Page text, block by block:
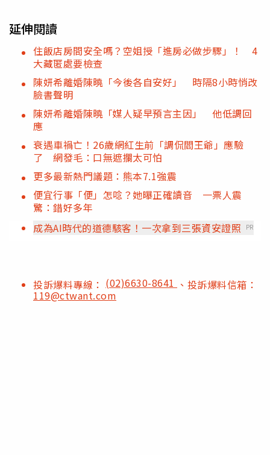
延伸閱讀
住飯店房間安全嗎？空姐授「進房必做步驟」！ 4
大藏匿處要檢查
陳妍希離婚陳曉「今後各自安好」 時隔8小時悄改
臉書聲明
陳妍希離婚陳曉「媒人疑早預言主因」 他低調回
應
衰遇車禍亡！26歲網紅生前「調侃閻王爺」應驗
了 網發毛：口無遮攔太可怕
更多最新熱門議題：熊本7.1強震
便宜行事「便」怎唸？她曝正確讀音 一票人震
驚：錯好多年
成為AI時代的道德駭客！一次拿到三張資安證照
PR
投訴爆料專線： (02)6630-8641 、投訴爆料信箱：
119@ctwant.com